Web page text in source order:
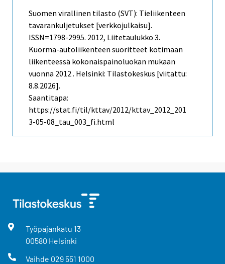
Suomen virallinen tilasto (SVT): Tieliikenteen
tavarankuljetukset [verkkojulkaisu].
ISSN=1798-2995. 2012, Liitetaulukko 3.
Kuorma-autoliikenteen suoritteet kotimaan
liikenteessä kokonaispainoluokan mukaan
vuonna 2012 . Helsinki: Tilastokeskus [viitattu:
8.8.2026].
Saantitapa:
https://stat.fi/til/kttav/2012/kttav_2012_201
3-05-08_tau_003_fi.html
Työpajankatu 13
00580 Helsinki
Vaihde 029 551 1000